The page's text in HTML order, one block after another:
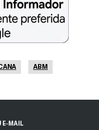
ABM
E-MAIL